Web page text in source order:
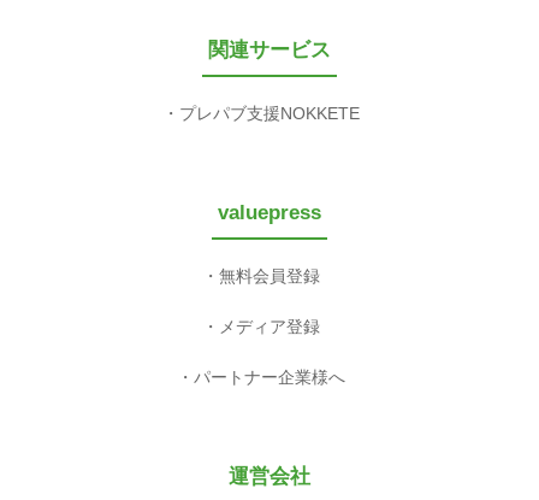
関連サービス
プレパブ支援NOKKETE
valuepress
無料会員登録
メディア登録
パートナー企業様へ
運営会社